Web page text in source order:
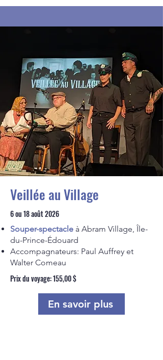
Veillée au Village
6 ou 18 août 2026
Souper-spectacle à Abram Village, Île-
du-Prince-Édouard
Accompagnateurs: Paul Auffrey et
Walter Comeau​
Prix du voyage: 155,00 $
En savoir plus